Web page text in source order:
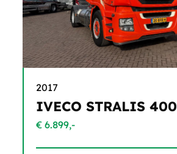
2017
IVECO STRALIS 400
€ 6.899,-